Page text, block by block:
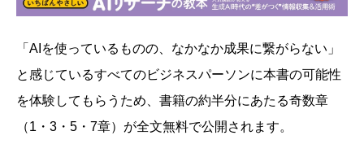
「AIを使っているものの、なかなか成果に繋がらない」
と感じているすべてのビジネスパーソンに本書の可能性
を体験してもらうため、書籍の約半分にあたる奇数章
（1・3・5・7章）が全文無料で公開されます。